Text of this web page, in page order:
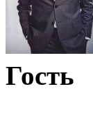
Гость